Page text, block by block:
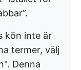
kön inte är
termer, välj
Denna